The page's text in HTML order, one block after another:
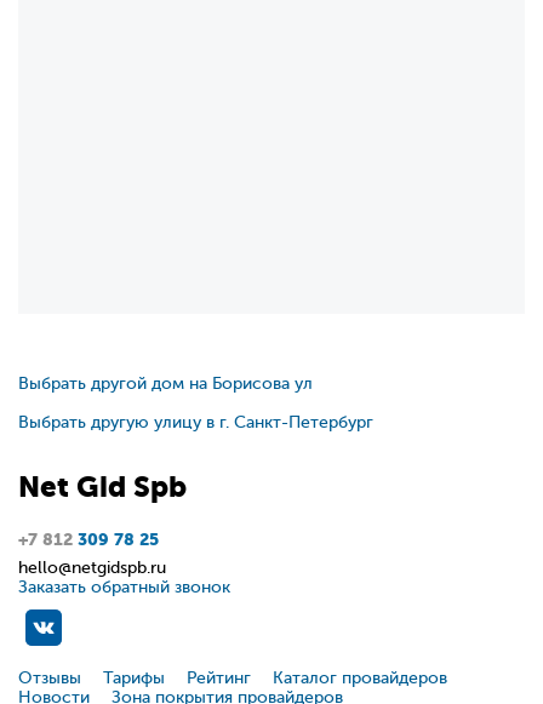
Выбрать другой дом на Борисова ул
Выбрать другую улицу в г. Санкт-Петербург
Net Gid Spb
+7 812 309 78 25
hello@netgidspb.ru
Заказать обратный звонок
Отзывы Тарифы Рейтинг
Каталог провайдеров
Новости
Зона покрытия провайдеров